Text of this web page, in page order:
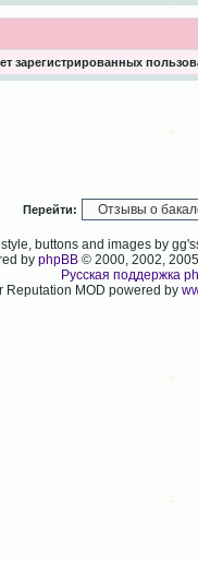
зарегистрированных
Перейти:
buttons and images by
byphpBB © 2000, 2002,
Русская поддержка
Reputation MOD powered by